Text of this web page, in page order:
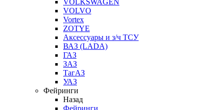
VOLKSWAGEN
VOLVO
Vortex
ZOTYE
Аксессуары и з/ч ТСУ
ВАЗ (LADA)
ГАЗ
ЗАЗ
ТагАЗ
УАЗ
Фейринги
Назад
Фейринги